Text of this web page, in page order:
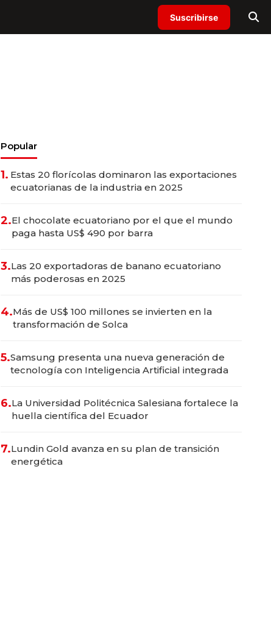
Suscribirse
Popular
1. Estas 20 florícolas dominaron las exportaciones
ecuatorianas de la industria en 2025
2.El chocolate ecuatoriano por el que el mundo
paga hasta US$ 490 por barra
3.Las 20 exportadoras de banano ecuatoriano
más poderosas en 2025
4.Más de US$ 100 millones se invierten en la
transformación de Solca
5.Samsung presenta una nueva generación de
tecnología con Inteligencia Artificial integrada
6.La Universidad Politécnica Salesiana fortalece la
huella científica del Ecuador
7.Lundin Gold avanza en su plan de transición
energética